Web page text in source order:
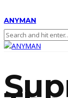
ANYMAN